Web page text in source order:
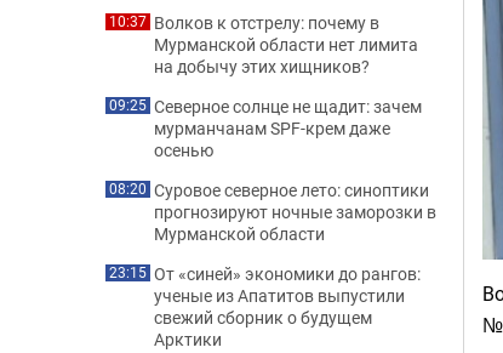
№
10:37 Волков к отстрелу: почему в
Мурманской области нет лимита
на добычу этих хищников?
09:25 Северное солнце не щадит: зачем
мурманчанам SPF-крем даже
осенью
08:20 Суровое северное лето: синоптики
прогнозируют ночные заморозки в
Мурманской области
23:15 От «синей» экономики до рангов:
ученые из Апатитов выпустили
свежий сборник о будущем
Арктики